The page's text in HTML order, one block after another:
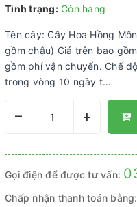
Tình trạng: Còn hàng
Tên cây: Cây Hoa Hồng
gồm chậu) Giá trên bao
gồm phí vận chuyển. Chế
trong vòng 10 ngày t…
– +
Gọi điện để được tư vấn:
Chấp nhận thanh toán bằng: